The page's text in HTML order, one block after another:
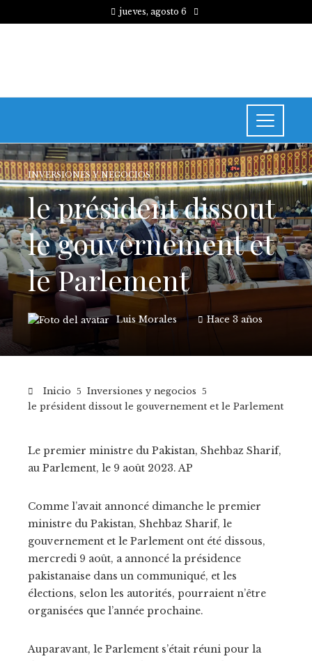
jueves, agosto 6
INVERSIONES Y NEGOCIOS
le président dissout
le gouvernement et
le Parlement
Luis Morales Hace 3 años
Inicio
Inversiones y negocios
le président dissout le gouvernement et le Parlement
Le premier ministre du Pakistan, Shehbaz Sharif,
au Parlement, le 9 août 2023.AP
Comme l’avait annoncé dimanche le premier
ministre du Pakistan, Shehbaz Sharif, le
gouvernement et le Parlement ont été dissous,
mercredi 9 août, a annoncé la présidence
pakistanaise dans un communiqué, et les
élections, selon les autorités, pourraient n’être
organisées que l’année prochaine.
Auparavant, le Parlement s’était réuni pour la